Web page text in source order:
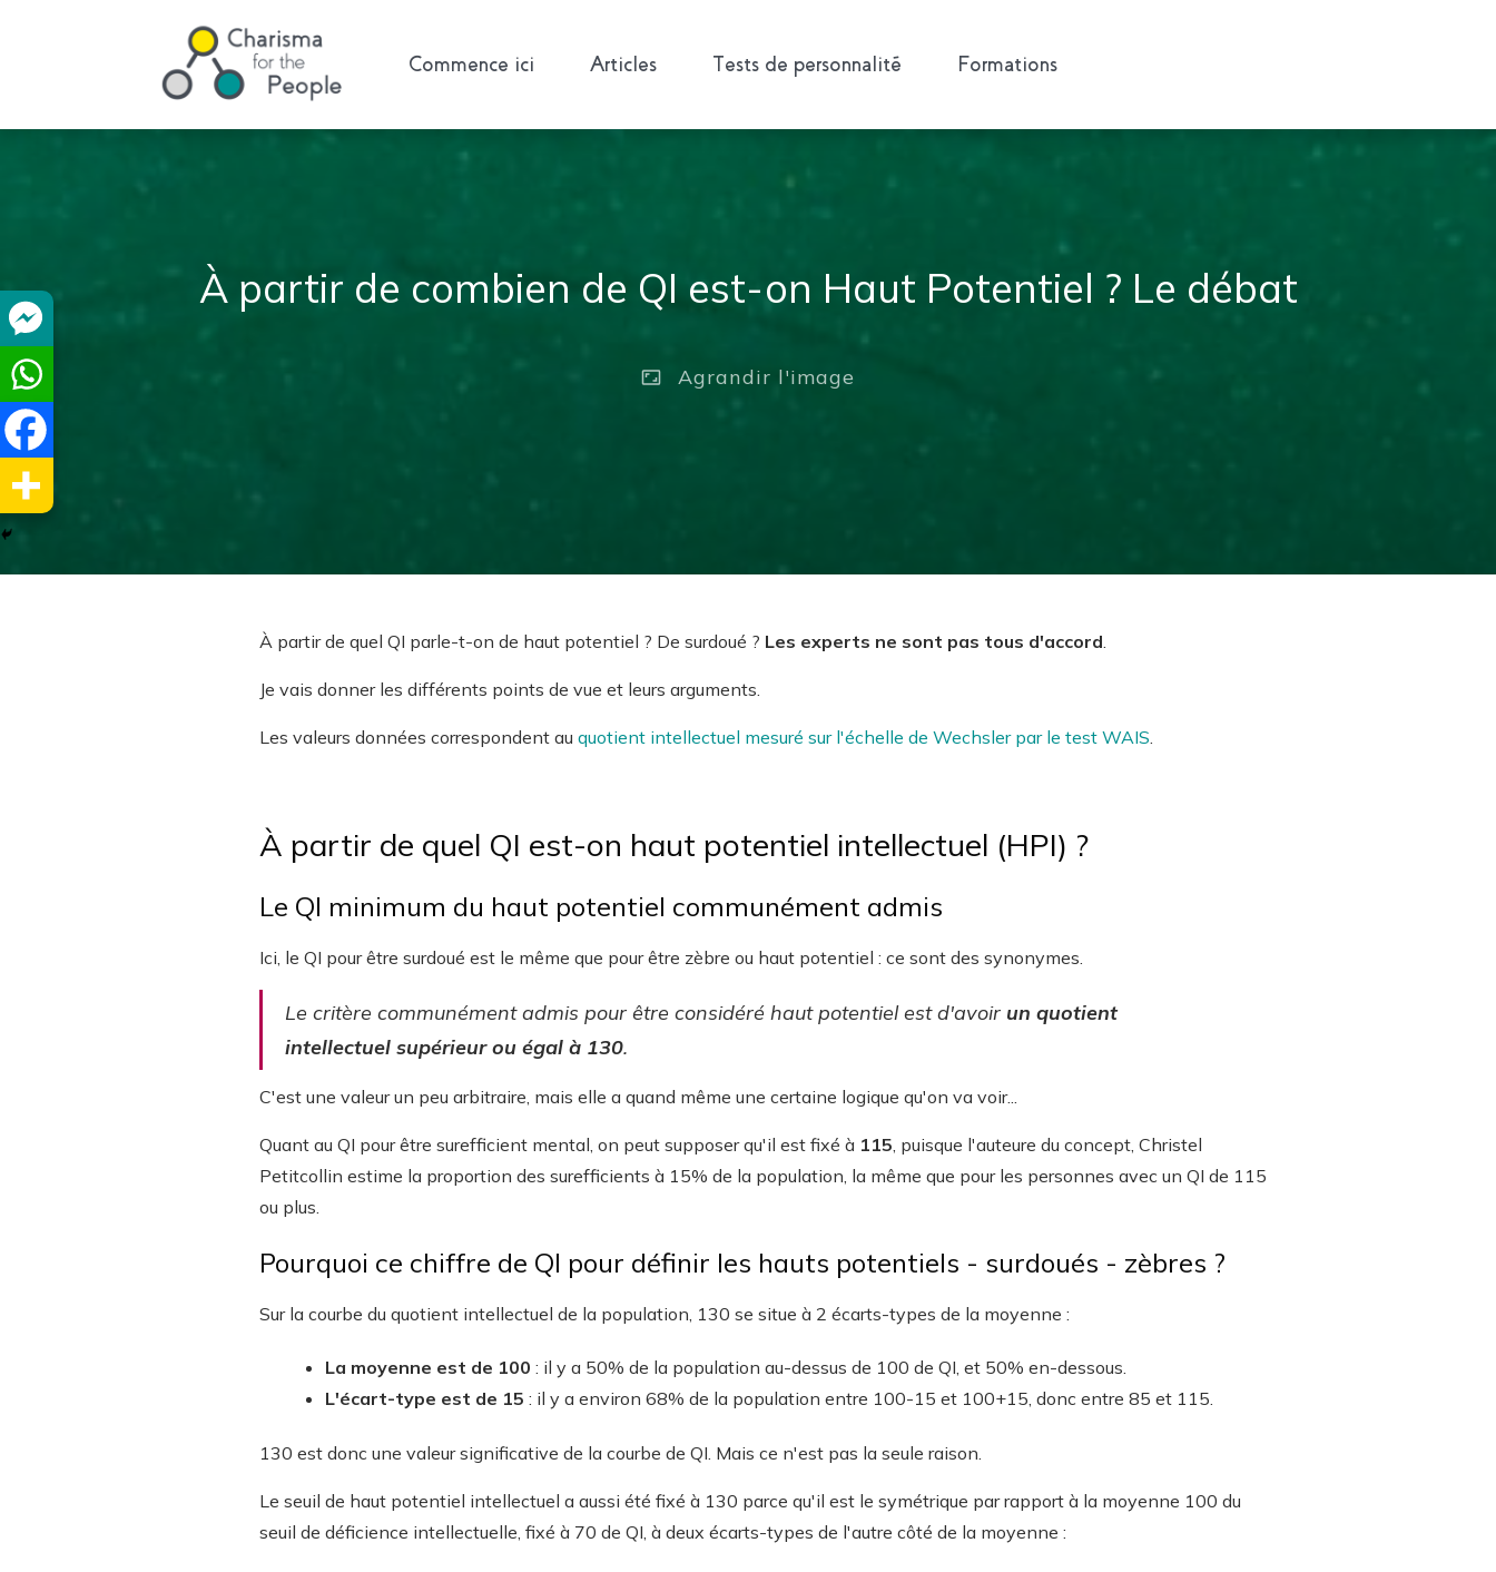
Commence ici Articles Tests de personnalité Formations
À partir de combien de QI est-on Haut Potentiel ? Le débat
Agrandir l'image
À partir de quel QI parle-t-on de haut potentiel ? De surdoué ? Les experts ne sont pas tous d'accord
Je vais donner les différents points de vue et leurs arguments.
Les valeurs données correspondent au quotient intellectuel mesuré sur l'échelle de Wechsler par le test WAIS
À partir de quel QI est-on haut potentiel intellectuel (HPI) ?
Le QI minimum du haut potentiel communément admis
Ici, le QI pour être surdoué est le même que pour être zèbre ou haut potentiel : ce sont des synonymes.
Le critère communément admis pour être considéré haut potentiel est d'avoir un quotient
intellectuel supérieur ou égal à 130.
C'est une valeur un peu arbitraire, mais elle a quand même une certaine logique qu'on va voir...
Quant au QI pour être surefficient mental, on peut supposer qu'il est fixé à 115 , puisque l'auteure du concept, Christel
Petitcollin estime la proportion des surefficients à 15% de la population, la même que pour les personnes avec un QI de 115
ou plus.
Pourquoi ce chiffre de QI pour définir les hauts potentiels - surdoués - zèbres ?
Sur la courbe du quotient intellectuel de la population, 130 se situe à 2 écarts-types de la moyenne :
La moyenne est de 100 : il y a 50% de la population au-dessus de 100 de QI, et 50% en-dessous.
L'écart-type est de 15 : il y a environ 68% de la population entre 100-15 et 100+15, donc entre 85 et 115.
130 est donc une valeur significative de la courbe de QI. Mais ce n'est pas la seule raison.
Le seuil de haut potentiel intellectuel a aussi été fixé à 130 parce qu'il est le symétrique par rapport à la moyenne 100 du
seuil de déficience intellectuelle, fixé à 70 de QI, à deux écarts-types de l'autre côté de la moyenne :